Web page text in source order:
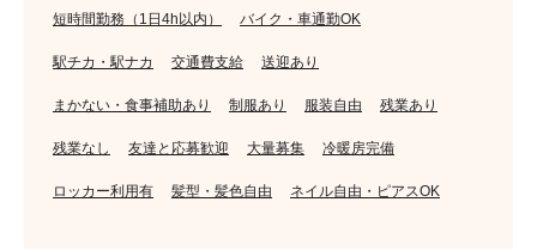
短時間勤務（1日4h以内） バイク・車通勤OK
駅チカ・駅ナカ 交通費支給 送迎あり
まかない・食事補助あり 制服あり 服装自由 残業あり
残業なし 友達と応募歓迎 大量募集 冷暖房完備
ロッカー利用有 髪型・髪色自由 ネイル自由・ピアスOK